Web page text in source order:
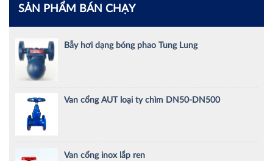
SẢN PHẨM BÁN CHẠY
Bẫy hơi dạng bóng phao Tung Lung
Van cổng AUT loại ty chìm DN50-DN500
Van cổng inox lắp ren